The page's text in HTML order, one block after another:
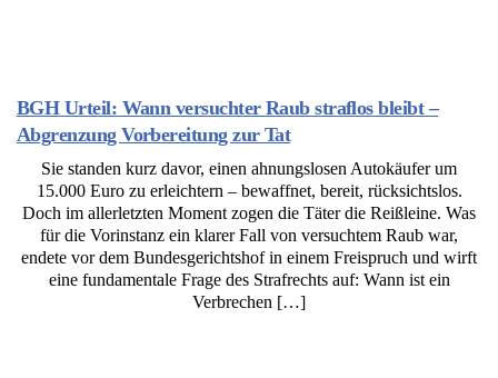
BGH Urteil: Wann versuchter Raub straflos bleibt –
Abgrenzung Vorbereitung zur Tat
Sie standen kurz davor, einen ahnungslosen Autokäufer um
15.000 Euro zu erleichtern – bewaffnet, bereit, rücksichtslos.
Doch im allerletzten Moment zogen die Täter die Reißleine. Was
für die Vorinstanz ein klarer Fall von versuchtem Raub war,
endete vor dem Bundesgerichtshof in einem Freispruch und wirft
eine fundamentale Frage des Strafrechts auf: Wann ist ein
Verbrechen […]